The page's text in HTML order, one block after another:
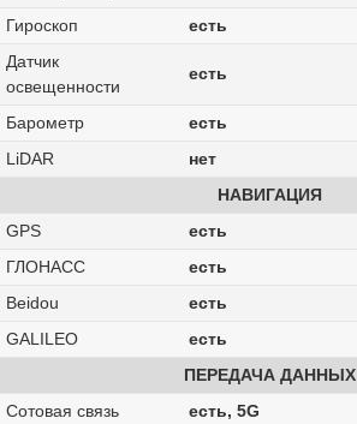
Гироскоп
есть
Датчик
освещенности
есть
Барометр
есть
LiDAR
нет
НАВИГАЦИЯ
GPS
есть
ГЛОНАСС
есть
Beidou
есть
GALILEO
есть
ПЕРЕДАЧА ДАННЫХ
Сотовая связь
есть, 5G